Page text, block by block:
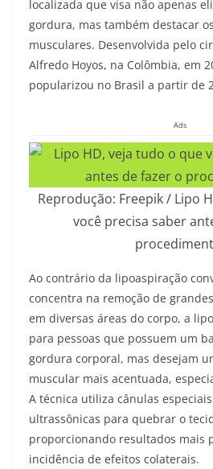
localizada que visa não apenas
gordura, mas também destacar
musculares. Desenvolvida pelo
Alfredo Hoyos, na Colômbia, em
popularizou no Brasil a partir de
Ads
Reprodução: Freepik / Lipo
você precisa saber
Ao contrário da lipoaspiração
concentra na remoção de
em diversas áreas do corpo, a
para pessoas que possuem um
gordura corporal, mas desejam
muscular mais acentuada,
A técnica utiliza cânulas
ultrassônicas para quebrar o
proporcionando resultados mais
incidência de efeitos colaterais.